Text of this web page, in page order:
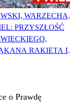
WARZECHA,
PRZYSZŁOŚĆ
RAKIETA I
o Prawdę